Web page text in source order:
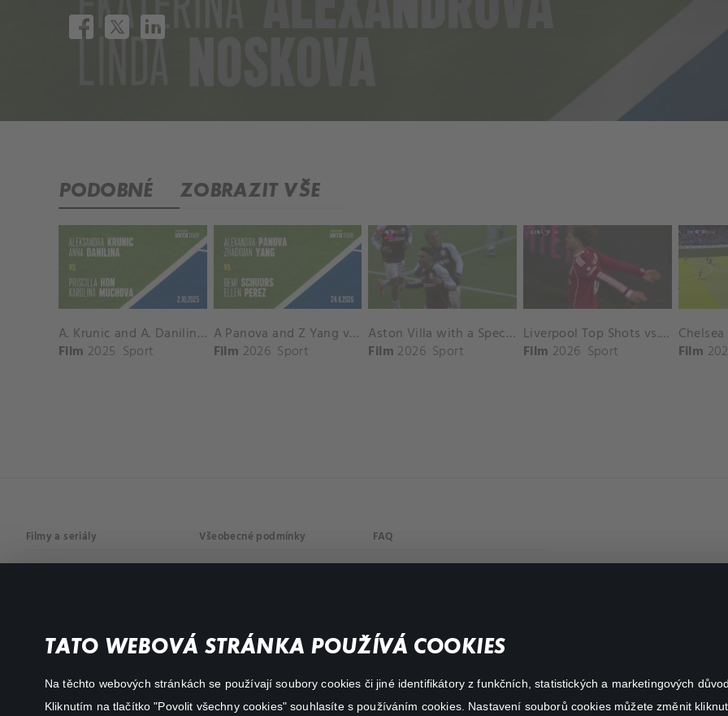
TATO WEBOVÁ STRÁNKA POUŽÍVÁ COOKIES
Na těchto webových stránkách se používají soubory cookies či jiné identifikátory z funkčních, statistických a marketingových
Kliknutím na tlačítko "Povolit všechny cookies" souhlasíte s používáním cookies. Nastavení souborů cookies můžete změnit
PODOBNÉ ZOBRAZIT VŠE
A. Krunic and A. Danilina vs. P. Hon and K. Muchova Match Highlights - BEIJING_Capital Group Diamond ( October 02, 2025)
Film 2025 Sport
A Panova and Z Yang vs D Schuurs and E Perez Match Highlights - MADRID_Court 8 ( April 24, 2026)
Film 2026 Sport
Aston Villa with a Spectacular Goal vs. Nottingham Forest
Film 2026 Sport
Liverpool Top Shots vs. Fulham
Film 2026 Sport
Film
Filmy a seriály
Akční
Všeobecné podmínky FAQ